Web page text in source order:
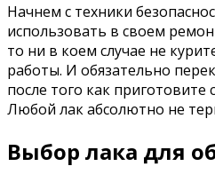
Начнем с техники
использовать в своем
то ни в коем случае не
работы. И обязательно
после того как приготовите
Любой лак абсолютно не
Выбор лака для